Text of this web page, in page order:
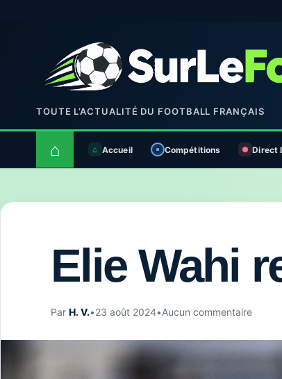
TOUTE L’ACTUALITÉ DU FOOTBALL FRANÇAIS
⌂ Accueil Compétitions Direct
Elie Wahi
Par H. V.•23 août 2024•Aucun commentaire